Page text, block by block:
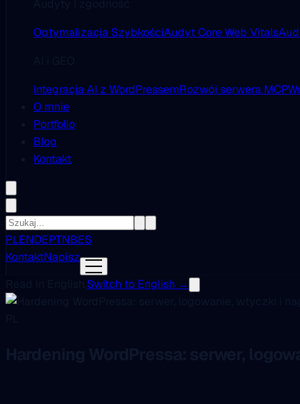
Optymalizacja SzybkościAudyt Core Web Vitals
Integracja AI z WordPressemRozwój serwera MCP
O mnie
Portfolio
Blog
Kontakt
PLENDEPTNBES
KontaktNapisz
Switch to English →